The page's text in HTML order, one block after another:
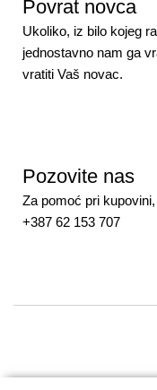
Povrat novca
Ukoliko, iz bilo kojeg
jednostavno nam ga
vratiti Vaš novac.
Pozovite nas
Za pomoć pri
+387 62 153 707